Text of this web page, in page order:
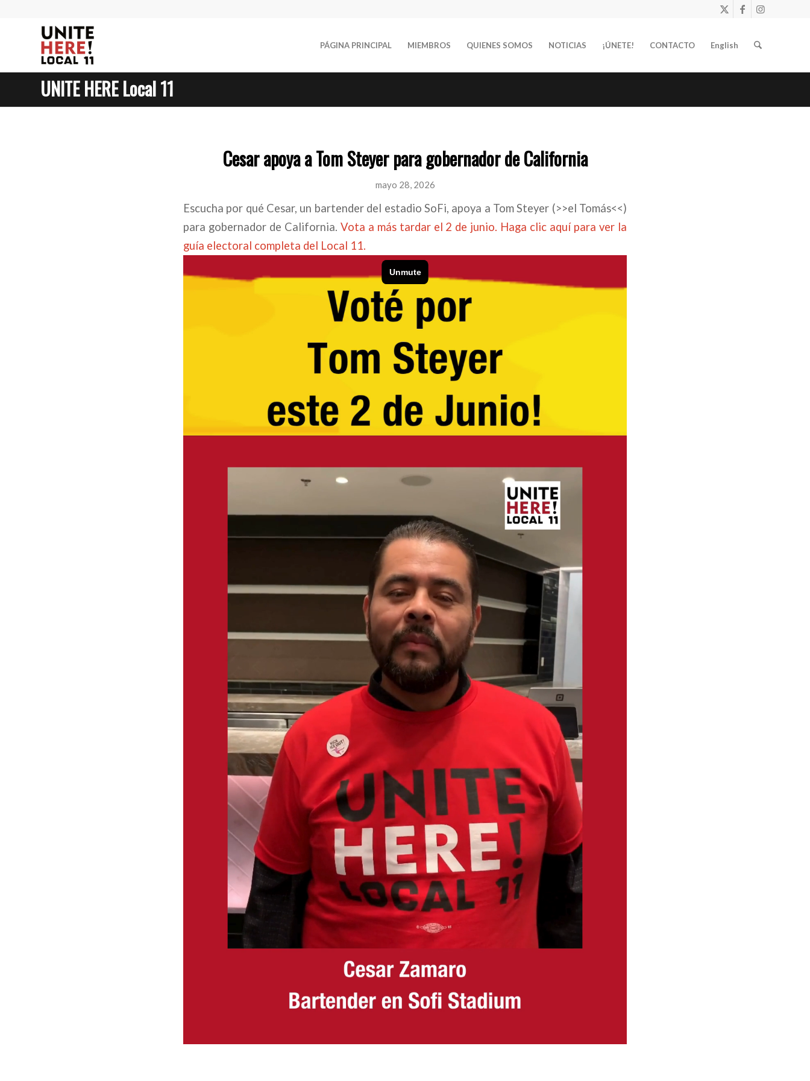
PÁGINA PRINCIPAL MIEMBROS QUIENES SOMOS NOTICIAS ¡ÚNETE! CONTACTO English
UNITE HERE Local 11
Cesar apoya a Tom Steyer para gobernador de California
mayo 28, 2026
Escucha por qué Cesar, un bartender del estadio SoFi, apoya a Tom Steyer (>>el Tomás<<)
para gobernador de California. Vota a más tardar el 2 de junio. Haga clic aquí para ver la
guía electoral completa del Local 11.